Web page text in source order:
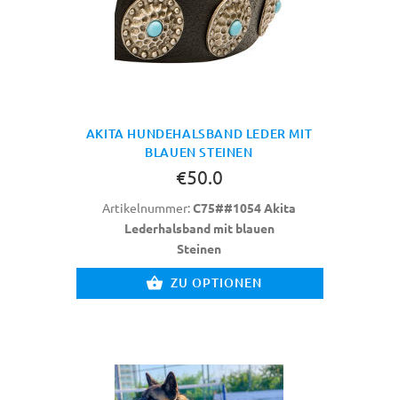
AKITA HUNDEHALSBAND LEDER MIT
BLAUEN STEINEN
€50.0
Artikelnummer:C75##1054 Akita
Lederhalsband mit blauen
Steinen
ZU OPTIONEN